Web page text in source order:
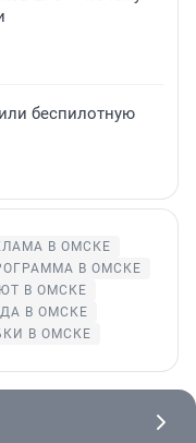
беспилотную
В ОМСКЕ
В ОМСКЕ
В ОМСКЕ
В ОМСКЕ
В ОМСКЕ